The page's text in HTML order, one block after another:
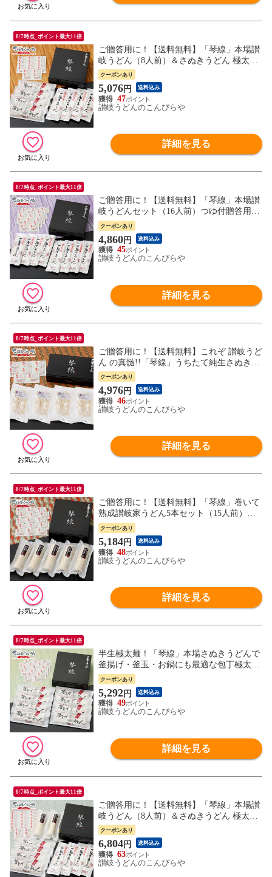
8/7時点_ポイント最大11倍
ご贈答用に！【送料無料】「琴線」本場讃
岐うどん（8人前）＆さぬきうどん 極太麺
（8人前）の合計16人前セット！つゆ付贈
答用特別化粧箱入り 内祝い お歳暮 お中元
ギフト 敬老の日 プレゼント 内祝 御中元
法事 引き出物 香典返し お返し お礼
クーポンあり
5,076円 送料込み
47
讃岐うどんのこんぴらや
詳細を見る
8/7時点_ポイント最大11倍
ご贈答用に！【送料無料】「琴線」本場讃
岐うどんセット（16人前）つゆ付贈答用特
別化粧箱入りさぬきうどん 内祝い お歳暮
お中元 ギフト 敬老の日 プレゼント 内祝
御中元 法事 引き出物 香典返し お返し お
礼
クーポンあり
4,860円 送料込み
45
讃岐うどんのこんぴらや
詳細を見る
8/7時点_ポイント最大11倍
ご贈答用に！【送料無料】これぞ 讃岐うど
ん の真髄!!「琴線」うちたて純生さぬきう
どんセット（8人前）つゆ付贈答用特別化
粧箱入り内祝い/お歳暮/ギフト/敬老の日/お
中元/内祝 御中元 父の日 母の日 敬老の日
プレゼント
クーポンあり
4,976円 送料込み
46
讃岐うどんのこんぴらや
詳細を見る
8/7時点_ポイント最大11倍
ご贈答用に！【送料無料】「琴線」巻いて
熟成讃岐家うどん5本セット（15人前）つ
ゆ付贈答用特別化粧箱入り讃岐うどん さぬ
きうどん 内祝い/お歳暮/ギフト/敬老の日/
お中元/内祝 御中元 母の日 父の日 敬老の
日 プレゼント
クーポンあり
5,184円 送料込み
48
讃岐うどんのこんぴらや
詳細を見る
8/7時点_ポイント最大11倍
半生極太麺！「琴線」本場さぬきうどんで
釜揚げ・釜玉・お鍋にも最適な包丁極太切
り讃岐うどん（16人前）つゆ付 【送料無
料】 内祝い お歳暮 お中元 ギフト 敬老の
日 プレゼント 内祝 御中元 法事 引き出物
香典返し お返し お礼
クーポンあり
5,292円 送料込み
49
讃岐うどんのこんぴらや
詳細を見る
8/7時点_ポイント最大11倍
ご贈答用に！【送料無料】「琴線」本場讃
岐うどん（8人前）＆さぬきうどん 極太麺
（8人前）＆巻いて熟成讃岐家うどん（6人
前）の合計22人前セット！つゆ付贈答用特
別化粧箱入り内祝い/お歳暮/ギフト 御中元
敬老の日 プレゼント
クーポンあり
6,804円 送料込み
63
讃岐うどんのこんぴらや